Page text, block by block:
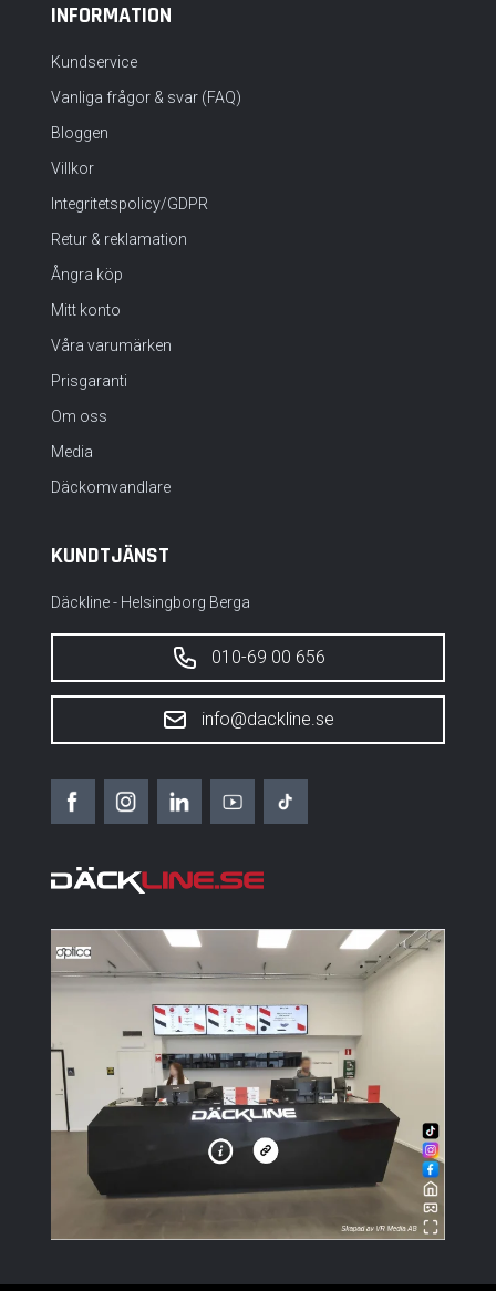
INFORMATION
Kundservice
Vanliga frågor & svar (FAQ)
Bloggen
Villkor
Integritetspolicy/GDPR
Retur & reklamation
Ångra köp
Mitt konto
Våra varumärken
Prisgaranti
Om oss
Media
Däckomvandlare
KUNDTJÄNST
Däckline - Helsingborg Berga
010-69 00 656
info@dackline.se